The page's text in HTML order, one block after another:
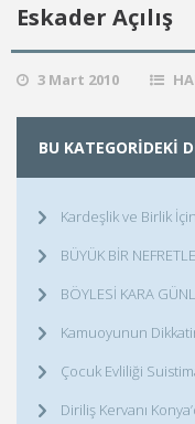
Eskader Açılış
3 Mart 2010
BU KATEGORIDEKI
Kardeşlik ve Birlik
BÜYÜK BİR
BÖYLESİ KARA
Kamuoyunun
Çocuk Evliliği
Diriliş Kervanı